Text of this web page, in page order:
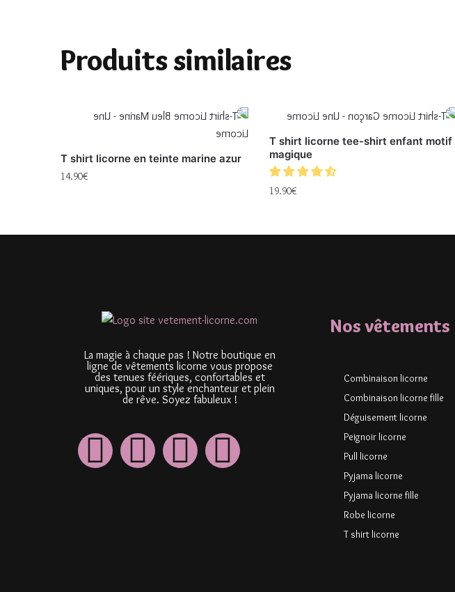
Produits similaires
T shirt licorne en teinte marine azur
14.90€
T shirt licorne tee-shirt enfant motif
magique
19.90€
La magie à chaque pas ! Notre boutique en
ligne de vêtements licorne vous propose
des tenues féériques, confortables et
uniques, pour un style enchanteur et plein
de rêve. Soyez fabuleux !
Nos vêtements
Combinaison licorne
Combinaison licorne fille
Déguisement licorne
Peignoir licorne
Pull licorne
Pyjama licorne
Pyjama licorne fille
Robe licorne
T shirt licorne